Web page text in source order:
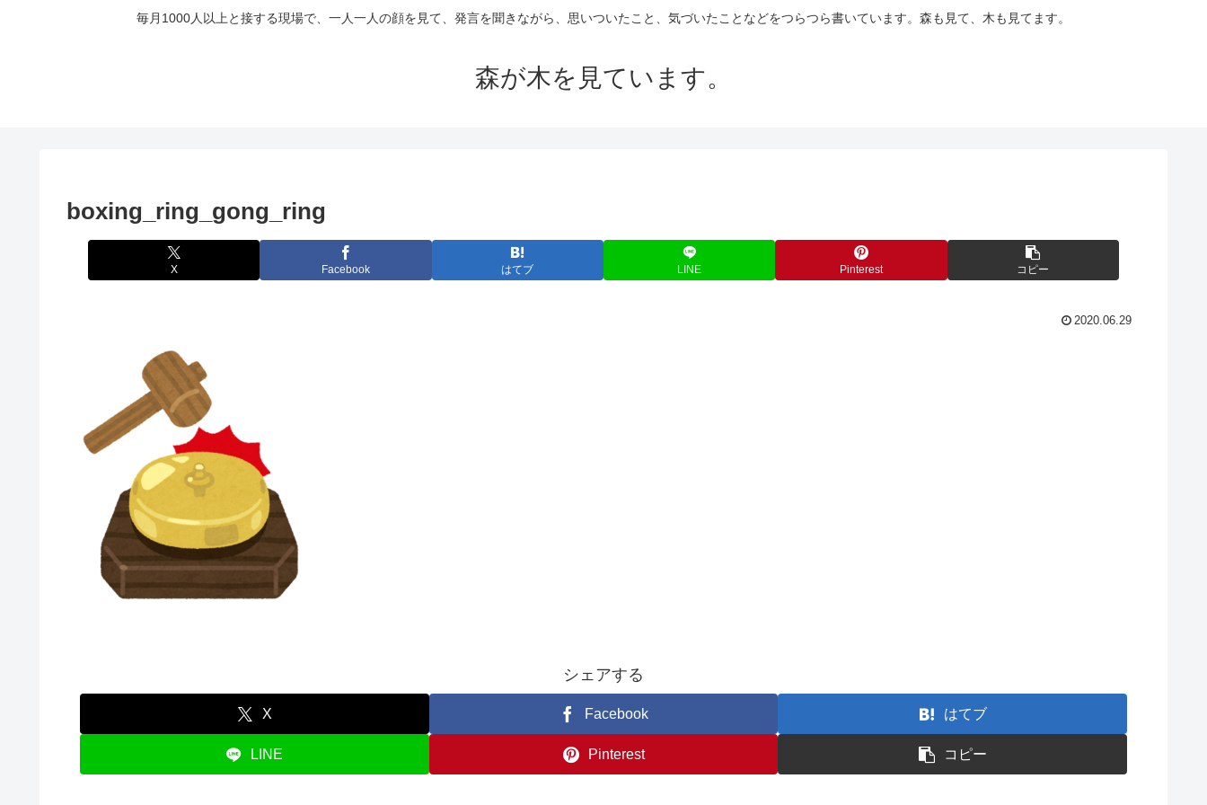
毎月1000人以上と接する現場で、一人一人の顔を見て、発言を聞きながら、思いついたこと、気づいたことなどをつらつら書いています。森も見て、木も見てます。
森が木を見ています。
boxing_ring_gong_ring
X Facebook はてブ LINE Pinterest コピー
2020.06.29
シェアする
X Facebook はてブ
LINE Pinterest コピー